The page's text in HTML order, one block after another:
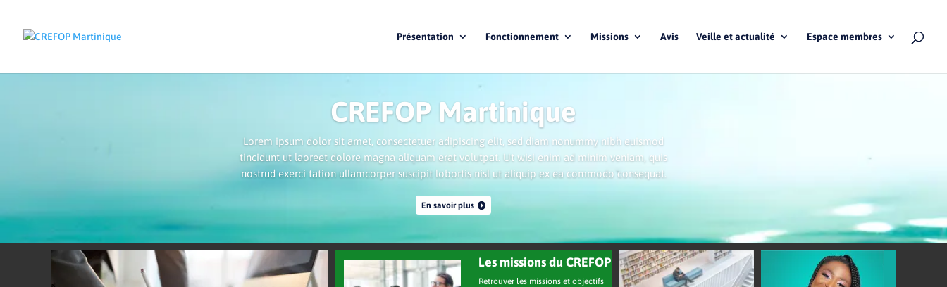
Présentation Fonctionnement Missions Avis Veille et actualité Espace membres
CREFOP Martinique
Lorem ipsum dolor sit amet, consectetuer adipiscing elit, sed diam nonummy nibh euismod
tincidunt ut laoreet dolore magna aliquam erat volutpat. Ut wisi enim ad minim veniam, quis
nostrud exerci tation ullamcorper suscipit lobortis nisl ut aliquip ex ea commodo consequat.
En savoir plus
Les missions du CREFOP
Retrouver les missions et objectifs